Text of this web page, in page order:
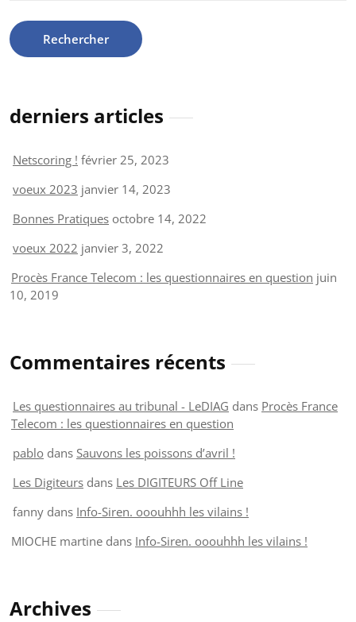
derniers articles
Netscoring ! février 25, 2023
voeux 2023 janvier 14, 2023
Bonnes Pratiques octobre 14, 2022
voeux 2022 janvier 3, 2022
Procès France Telecom : les questionnaires en question juin
10, 2019
Commentaires récents
Les questionnaires au tribunal - LeDIAG dans Procès France
Telecom : les questionnaires en question
pablo dans Sauvons les poissons d’avril !
Les Digiteurs dans Les DIGITEURS Off Line
fanny dans Info-Siren. ooouhhh les vilains !
MIOCHE martine dans Info-Siren. ooouhhh les vilains !
Archives